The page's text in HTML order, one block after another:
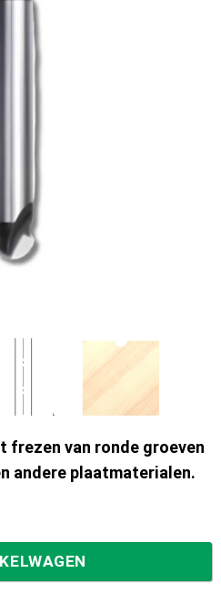
van ronde groeven
andere plaatmaterialen.